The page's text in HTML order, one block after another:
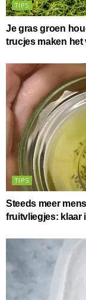
TIPS
Je gras groen
trucjes maken het
TIPS
Steeds meer
fruitvliegjes: klaar